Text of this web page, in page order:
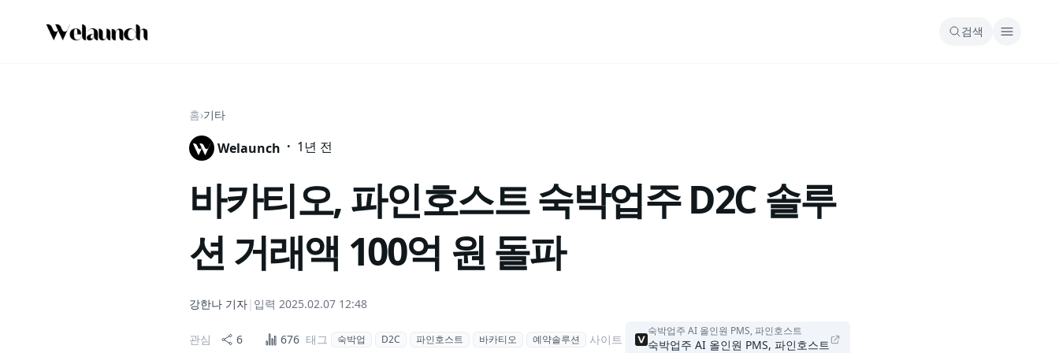
검색
홈›기타
Welaunch · 1년 전
바카티오, 파인호스트 숙박업주 D2C 솔루
션 거래액 100억 원 돌파
강한나 기자| 입력 2025.02.07 12:48
관심 6 676 태그 숙박업 D2C 파인호스트 바카티오 예약솔루션 사이트
숙박업주 AI 올인원 PMS, 파인호스트
숙박업주 AI 올인원 PMS, 파인호스트